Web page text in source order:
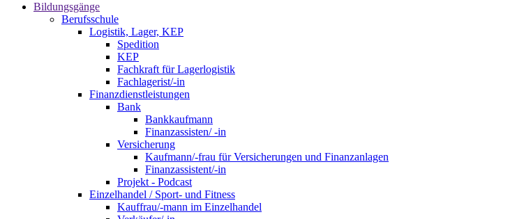
Bildungsgänge
Berufsschule
Logistik, Lager, KEP
Spedition
KEP
Fachkraft für Lagerlogistik
Fachlagerist/-in
Finanzdienstleistungen
Bank
Bankkaufmann
Finanzassisten/ -in
Versicherung
Kaufmann/-frau für Versicherungen und Finanzanlagen
Finanzassistent/-in
Projekt - Podcast
Einzelhandel / Sport- und Fitness
Kauffrau/-mann im Einzelhandel